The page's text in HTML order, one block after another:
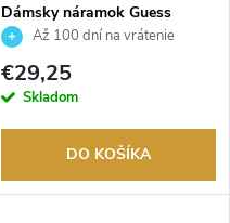
Dámsky náramok Guess
JUBB02246JWYGS
Až 100 dní na vrátenie
tovaru. Autorizovaný predajca.
€29,25
Skladom
DO KOŠÍKA